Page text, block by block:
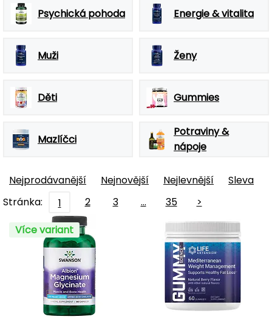
Psychická pohoda Energie & vitalita
Muži Ženy
Děti Gummies
Mazlíčci
Potraviny &
nápoje
Nejprodávanější Nejnovější Nejlevnější
Sleva
Stránka:
1 2 3 … 35
>
Více variant